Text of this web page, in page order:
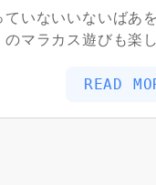
ないいないばあ
のマラカス遊びも楽
READ